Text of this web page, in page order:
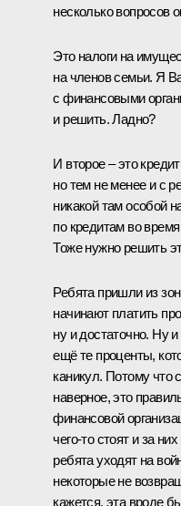
несколько вопросов
Это налоги на
на членов семьи. Я
с финансовыми
и решить. Ладно?
И второе – это
но тем не менее и с
никакой там особой
по кредитам во
Тоже нужно решить
Ребята пришли из
начинают платить
ну и достаточно. Ну
ещё те проценты,
каникул. Потому что
наверное, это
финансовой
чего-то стоят и за
ребята уходят на
некоторые не
кажется, эта вроде